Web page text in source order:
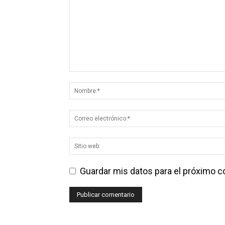
Guardar mis datos para el próximo